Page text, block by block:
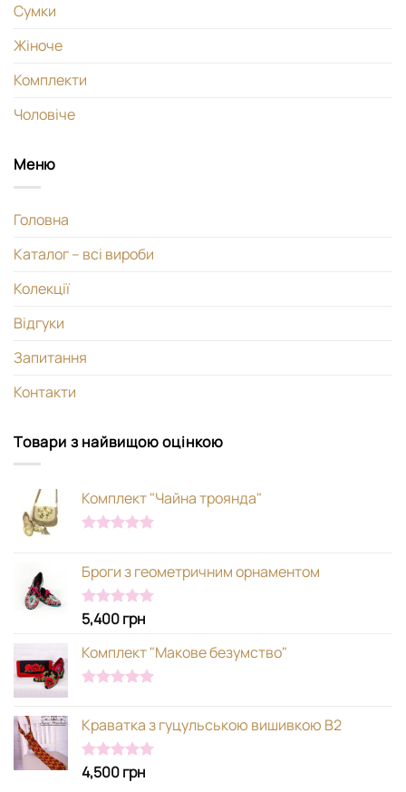
Сумки
Жіноче
Комплекти
Чоловіче
Меню
Головна
Каталог – всі вироби
Колекції
Відгуки
Запитання
Контакти
Товари з найвищою оцінкою
Комплект "Чайна троянда"
Броги з геометричним орнаментом
Оцінено в
з 5
5,400грн
Комплект "Макове безумство"
Краватка з гуцульською вишивкою В2
Оцінено в
з 5
4,500грн